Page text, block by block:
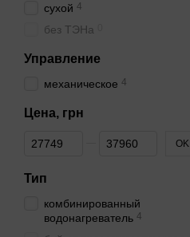
сухой 4
без ТЭНа
Управление
механическое 4
Цена, грн
От Цена, грн
До Цена, грн OK
Тип
комбинированный
водонагреватель 4